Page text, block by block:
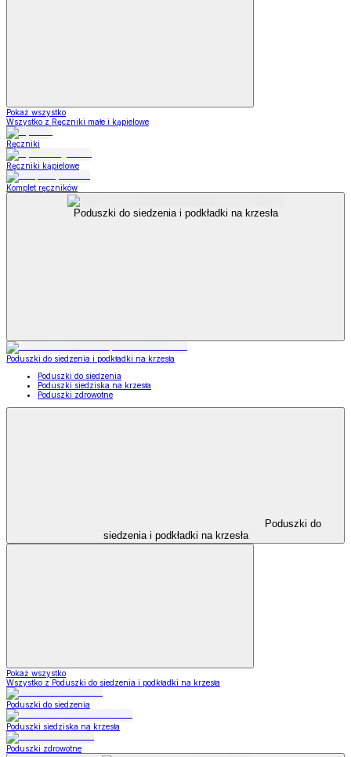
Pokaż wszystko
Wszystko z Ręczniki małe i kąpielowe
Ręczniki
Ręczniki kąpielowe
Komplet ręczników
Poduszki do siedzenia i podkładki na krzesła
Poduszki do siedzenia i podkładki na krzesła
Poduszki do siedzenia
Poduszki siedziska na krzesła
Poduszki zdrowotne
Poduszki do
siedzenia i podkładki na krzesła
Pokaż wszystko
Wszystko z Poduszki do siedzenia i podkładki na krzesła
Poduszki do siedzenia
Poduszki siedziska na krzesła
Poduszki zdrowotne